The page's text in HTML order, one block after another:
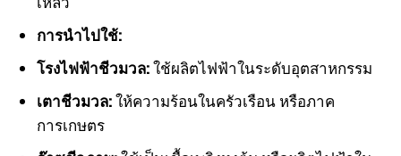
การนำไปใช้:
โรงไฟฟ้าชีวมวล:ใช้ผลิตไฟฟ้าในระดับอุตสาหกรรม
เตาชีวมวล:ให้ความร้อนในครัวเรือน หรือภาค
การเกษตร